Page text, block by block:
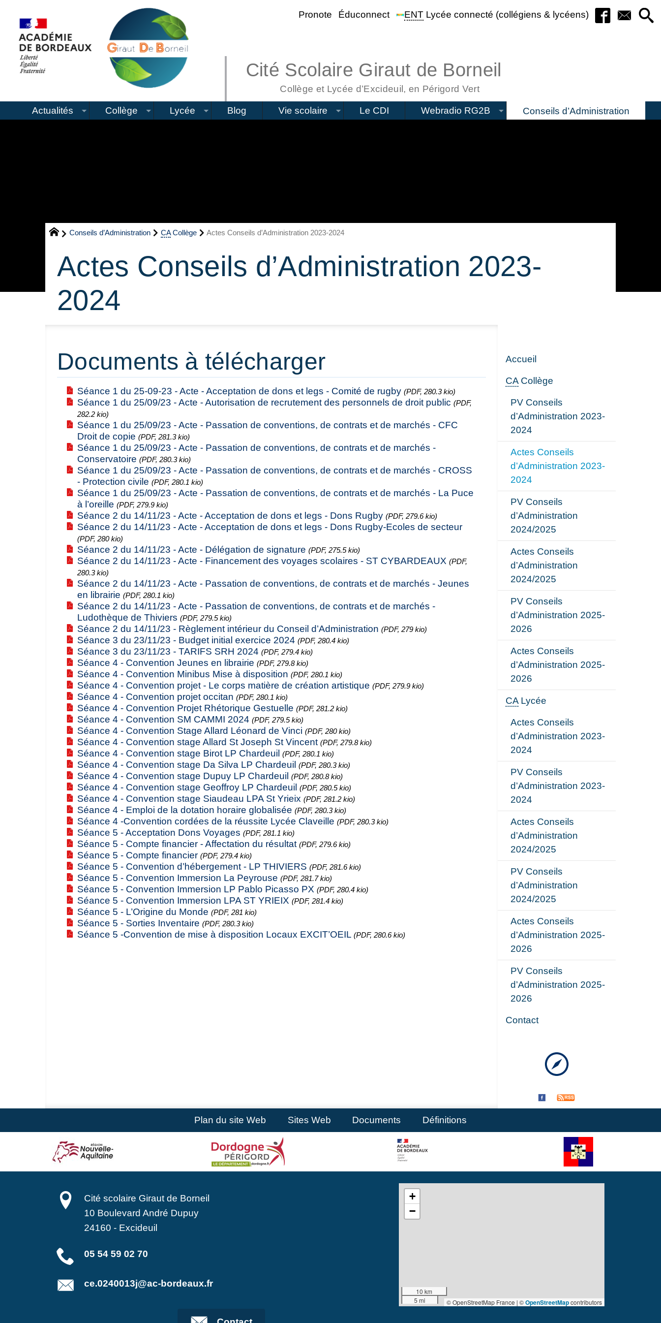
Pronote Éduconnect ENTLycée connecté (collégiens & lycéens)
Cité Scolaire Giraut de Borneil
Collège et Lycée d’Excideuil, en Périgord Vert
Actualités Collège Lycée Blog Vie scolaire Le CDI Webradio RG2B Conseils d’Administration
Conseils d’Administration CACollège Actes Conseils d’Administration 2023-2024
Actes Conseils d’Administration 2023-
2024
Documents à télécharger
Séance 1 du 25-09-23 - Acte - Acceptation de dons et legs - Comité de rugby (PDF, 280.3 kio)
Séance 1 du 25/09/23 - Acte - Autorisation de recrutement des personnels de droit public (PDF,
282.2 kio)
Séance 1 du 25/09/23 - Acte - Passation de conventions, de contrats et de marchés - CFC
Droit de copie (PDF, 281.3 kio)
Séance 1 du 25/09/23 - Acte - Passation de conventions, de contrats et de marchés -
Conservatoire (PDF, 280.3 kio)
Séance 1 du 25/09/23 - Acte - Passation de conventions, de contrats et de marchés - CROSS
- Protection civile (PDF, 280.1 kio)
Séance 1 du 25/09/23 - Acte - Passation de conventions, de contrats et de marchés - La Puce
à l’oreille (PDF, 279.9 kio)
Séance 2 du 14/11/23 - Acte - Acceptation de dons et legs - Dons Rugby (PDF, 279.6 kio)
Séance 2 du 14/11/23 - Acte - Acceptation de dons et legs - Dons Rugby-Ecoles de secteur
(PDF, 280 kio)
Séance 2 du 14/11/23 - Acte - Délégation de signature (PDF, 275.5 kio)
Séance 2 du 14/11/23 - Acte - Financement des voyages scolaires - ST CYBARDEAUX (PDF,
280.3 kio)
Séance 2 du 14/11/23 - Acte - Passation de conventions, de contrats et de marchés - Jeunes
en librairie (PDF, 280.1 kio)
Séance 2 du 14/11/23 - Acte - Passation de conventions, de contrats et de marchés -
Ludothèque de Thiviers (PDF, 279.5 kio)
Séance 2 du 14/11/23 - Règlement intérieur du Conseil d’Administration (PDF, 279 kio)
Séance 3 du 23/11/23 - Budget initial exercice 2024 (PDF, 280.4 kio)
Séance 3 du 23/11/23 - TARIFS SRH 2024 (PDF, 279.4 kio)
Séance 4 - Convention Jeunes en librairie (PDF, 279.8 kio)
Séance 4 - Convention Minibus Mise à disposition (PDF, 280.1 kio)
Séance 4 - Convention projet - Le corps matière de création artistique (PDF, 279.9 kio)
Séance 4 - Convention projet occitan (PDF, 280.1 kio)
Séance 4 - Convention Projet Rhétorique Gestuelle (PDF, 281.2 kio)
Séance 4 - Convention SM CAMMI 2024 (PDF, 279.5 kio)
Séance 4 - Convention Stage Allard Léonard de Vinci (PDF, 280 kio)
Séance 4 - Convention stage Allard St Joseph St Vincent (PDF, 279.8 kio)
Séance 4 - Convention stage Birot LP Chardeuil (PDF, 280.1 kio)
Séance 4 - Convention stage Da Silva LP Chardeuil (PDF, 280.3 kio)
Séance 4 - Convention stage Dupuy LP Chardeuil (PDF, 280.8 kio)
Séance 4 - Convention stage Geoffroy LP Chardeuil (PDF, 280.5 kio)
Séance 4 - Convention stage Siaudeau LPA St Yrieix (PDF, 281.2 kio)
Séance 4 - Emploi de la dotation horaire globalisée (PDF, 280.3 kio)
Séance 4 -Convention cordées de la réussite Lycée Claveille (PDF, 280.3 kio)
Séance 5 - Acceptation Dons Voyages (PDF, 281.1 kio)
Séance 5 - Compte financier - Affectation du résultat (PDF, 279.6 kio)
Séance 5 - Compte financier (PDF, 279.4 kio)
Séance 5 - Convention d’hébergement - LP THIVIERS (PDF, 281.6 kio)
Séance 5 - Convention Immersion La Peyrouse (PDF, 281.7 kio)
Séance 5 - Convention Immersion LP Pablo Picasso PX (PDF, 280.4 kio)
Séance 5 - Convention Immersion LPA ST YRIEIX (PDF, 281.4 kio)
Séance 5 - L’Origine du Monde (PDF, 281 kio)
Séance 5 - Sorties Inventaire (PDF, 280.3 kio)
Séance 5 -Convention de mise à disposition Locaux EXCIT’OEIL (PDF, 280.6 kio)
Accueil
CA Collège
PV Conseils
d’Administration 2023-
2024
Actes Conseils
d’Administration 2023-
2024
PV Conseils
d’Administration
2024/2025
Actes Conseils
d’Administration
2024/2025
PV Conseils
d’Administration 2025-
2026
Actes Conseils
d’Administration 2025-
2026
CA Lycée
Actes Conseils
d’Administration 2023-
2024
PV Conseils
d’Administration 2023-
2024
Actes Conseils
d’Administration
2024/2025
PV Conseils
d’Administration
2024/2025
Actes Conseils
d’Administration 2025-
2026
PV Conseils
d’Administration 2025-
2026
Contact
Plan du site Web Sites Web Documents Définitions
Cité scolaire Giraut de Borneil
10 Boulevard André Dupuy
24160 - Excideuil
05 54 59 02 70
ce.0240013j@ac-bordeaux.fr
+
−
10 km
5 mi
© OpenStreetMap France | ©OpenStreetMapcontributors